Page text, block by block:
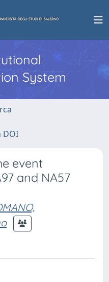
System
DOI
event
and NA57